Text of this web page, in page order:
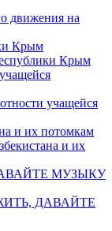
движения на
Крым
учащейся
и их
ДАВАЙТЕ